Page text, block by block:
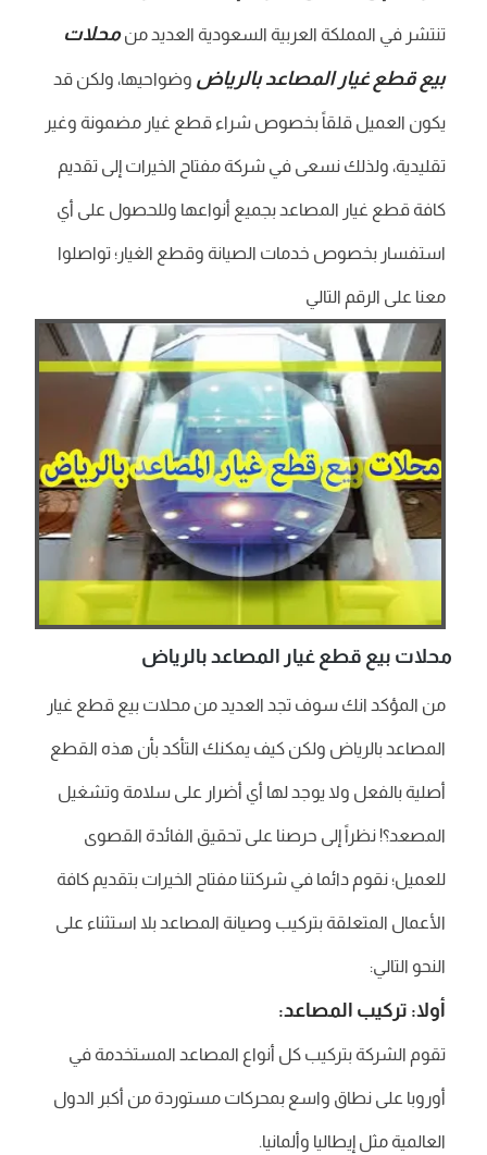
تنتشر في المملكة العربية السعودية العديد منمحلات
بيع قطع غيار المصاعد بالرياض وضواحيها، ولكن قد
يكون العميل قلقاً بخصوص شراء قطع غيار مضمونة وغير
تقليدية، ولذلك نسعى في شركة مفتاح الخيرات إلى تقديم
كافة قطع غيار المصاعد بجميع أنواعها وللحصول على أي
استفسار بخصوص خدمات الصيانة وقطع الغيار؛ تواصلوا
معنا على الرقم التالي
محلات بيع قطع غيار المصاعد بالرياض
من المؤكد انك سوف تجد العديد من محلات بيع قطع غيار
المصاعد بالرياض ولكن كيف يمكنك التأكد بأن هذه القطع
أصلية بالفعل ولا يوجد لها أي أضرار على سلامة وتشغيل
المصعد؟! نظراً إلى حرصنا على تحقيق الفائدة القصوى
للعميل؛ نقوم دائما في شركتنا مفتاح الخيرات بتقديم كافة
الأعمال المتعلقة بتركيب وصيانة المصاعد بلا استثناء على
النحو التالي:
أولا: تركيب المصاعد:
تقوم الشركة بتركيب كل أنواع المصاعد المستخدمة في
أوروبا على نطاق واسع بمحركات مستوردة من أكبر الدول
العالمية مثل إيطاليا وألمانيا.